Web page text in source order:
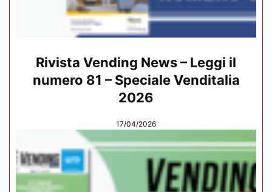
Rivista Vending News – Leggi il
numero 81 – Speciale Venditalia
2026
17/04/2026